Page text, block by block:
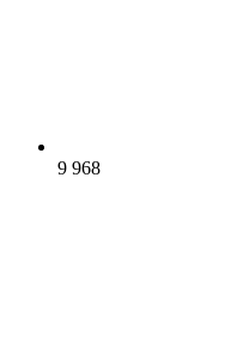
9 968